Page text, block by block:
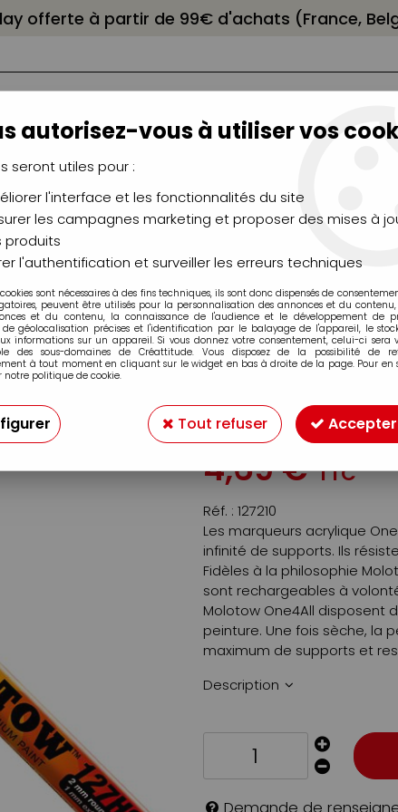
offerte à partir de 99€ d'achats (France,
CHÂSSIS
CHEVALETS
AÉROGRAPHIE
MODÉLISME
>Marqueurs acrylique Molotow >Marqueurs Molotow 127HS
MOLOTOW
Soyez le premier à donner
4,69€TTC
Réf. : 127210
Les marqueurs acrylique
infinité de supports. Ils
Fidèles à la philosophie
sont rechargeables à
Molotow One4All disposent
peinture. Une fois sèche, la
maximum de supports et
Description
autorisez-vous à utiliser vos
seront utiles pour :
l'interface et les fonctionnalités du site
les campagnes marketing et proposer des mises à
produits
l'authentification et surveiller les erreurs techniques
sont nécessaires à des fins techniques, ils sont donc dispensés de
peuvent être utilisés pour la personnalisation des annonces et du
et du contenu, la connaissance de l'audience et le développement de
de géolocalisation précises et l'identification par le balayage de l'appareil, le
informations sur un appareil. Si vous donnez votre consentement, celui-ci sera
des sous-domaines de Créattitude. Vous disposez de la possibilité de
à tout moment en cliquant sur le widget en bas à droite de la page. Pour en
notre politique de cookie.
Tout refuser